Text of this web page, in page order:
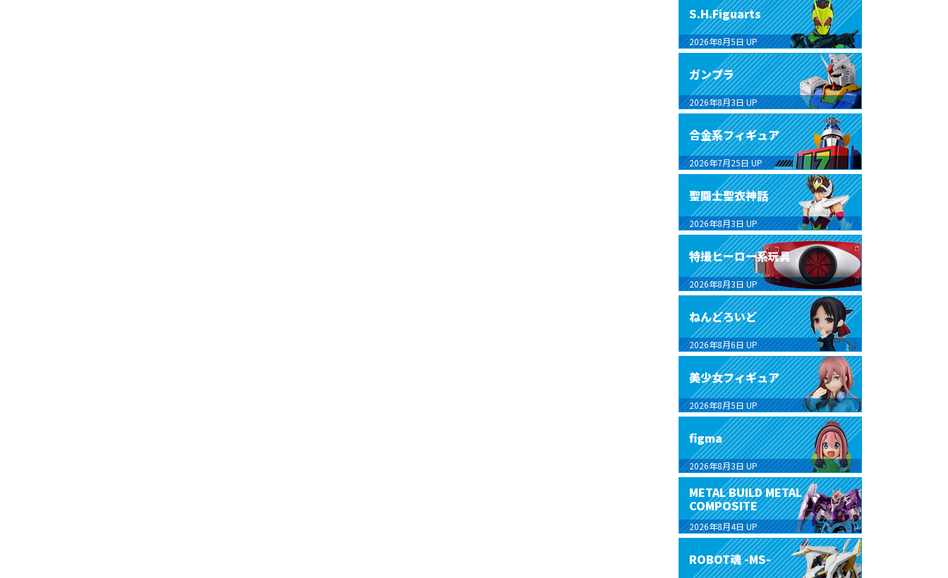
S.H.Figuarts
2026年8月5日 UP
ガンプラ
2026年8月3日 UP
合金系フィギュア
2026年7月25日 UP
聖闘士聖衣神話
2026年8月3日 UP
特撮ヒーロー系玩具
2026年8月3日 UP
ねんどろいど
2026年8月6日 UP
美少女フィギュア
2026年8月5日 UP
figma
2026年8月3日 UP
METAL BUILD METAL
COMPOSITE
2026年8月4日 UP
ROBOT魂 -MS-